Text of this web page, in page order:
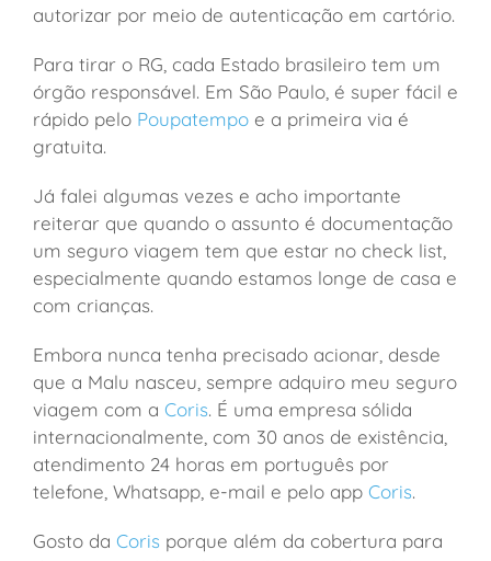
autorizar por meio de autenticação em cartório.
Para tirar o RG, cada Estado brasileiro tem um
órgão responsável. Em São Paulo, é super fácil e
rápido pelo Poupatempo e a primeira via é
gratuita.
Já falei algumas vezes e acho importante
reiterar que quando o assunto é documentação
um seguro viagem tem que estar no check list,
especialmente quando estamos longe de casa e
com crianças.
Embora nunca tenha precisado acionar, desde
que a Malu nasceu, sempre adquiro meu seguro
viagem com a Coris. É uma empresa sólida
internacionalmente, com 30 anos de existência,
atendimento 24 horas em português por
telefone, Whatsapp, e-mail e pelo app Coris.
Gosto da Coris porque além da cobertura para